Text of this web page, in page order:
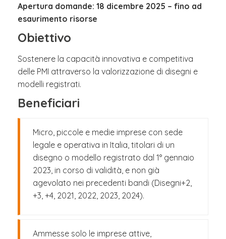
Apertura domande: 18 dicembre 2025 – fino ad
esaurimento risorse
Obiettivo
Sostenere la capacità innovativa e competitiva
delle PMI attraverso la valorizzazione di disegni e
modelli registrati.
Beneficiari
Micro, piccole e medie imprese con sede
legale e operativa in Italia, titolari di un
disegno o modello registrato dal 1° gennaio
2023, in corso di validità, e non già
agevolato nei precedenti bandi (Disegni+2,
+3, +4, 2021, 2022, 2023, 2024).
Ammesse solo le imprese attive,